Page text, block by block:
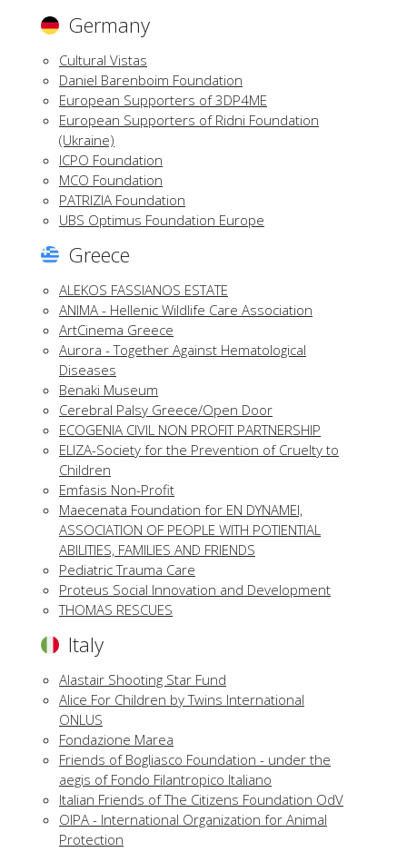
Germany
Cultural Vistas
Daniel Barenboim Foundation
European Supporters of 3DP4ME
European Supporters of Ridni Foundation
(Ukraine)
ICPO Foundation
MCO Foundation
PATRIZIA Foundation
UBS Optimus Foundation Europe
Greece
ALEKOS FASSIANOS ESTATE
ANIMA - Hellenic Wildlife Care Association
ArtCinema Greece
Aurora - Together Against Hematological
Diseases
Benaki Museum
Cerebral Palsy Greece/Open Door
ECOGENIA CIVIL NON PROFIT PARTNERSHIP
ELIZA-Society for the Prevention of Cruelty to
Children
Emfasis Non-Profit
Maecenata Foundation for EN DYNAMEI,
ASSOCIATION OF PEOPLE WITH POTIENTIAL
ABILITIES, FAMILIES AND FRIENDS
Pediatric Trauma Care
Proteus Social Innovation and Development
THOMAS RESCUES
Italy
Alastair Shooting Star Fund
Alice For Children by Twins International
ONLUS
Fondazione Marea
Friends of Bogliasco Foundation - under the
aegis of Fondo Filantropico Italiano
Italian Friends of The Citizens Foundation OdV
OIPA - International Organization for Animal
Protection